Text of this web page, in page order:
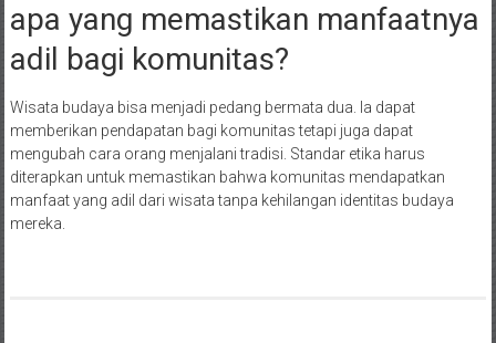
apa yang memastikan manfaatnya
adil bagi komunitas?
Wisata budaya bisa menjadi pedang bermata dua. Ia dapat
memberikan pendapatan bagi komunitas tetapi juga dapat
mengubah cara orang menjalani tradisi. Standar etika harus
diterapkan untuk memastikan bahwa komunitas mendapatkan
manfaat yang adil dari wisata tanpa kehilangan identitas budaya
mereka.